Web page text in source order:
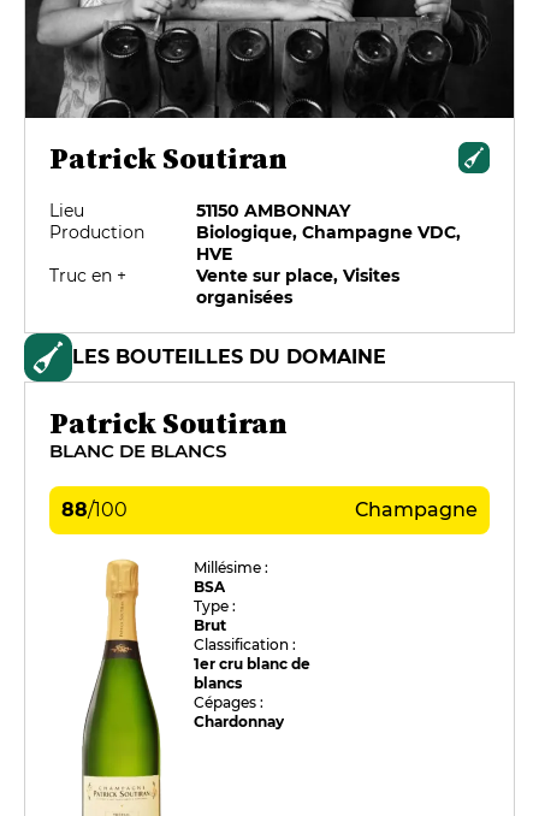
Patrick Soutiran
Lieu
51150 AMBONNAY
Production
Biologique, Champagne VDC,
HVE
Truc en +
Vente sur place, Visites
organisées
LES BOUTEILLES DU DOMAINE
Patrick Soutiran
BLANC DE BLANCS
88/100 Champagne
Millésime :
BSA
Type :
Brut
Classification :
1er cru blanc de
blancs
Cépages :
Chardonnay